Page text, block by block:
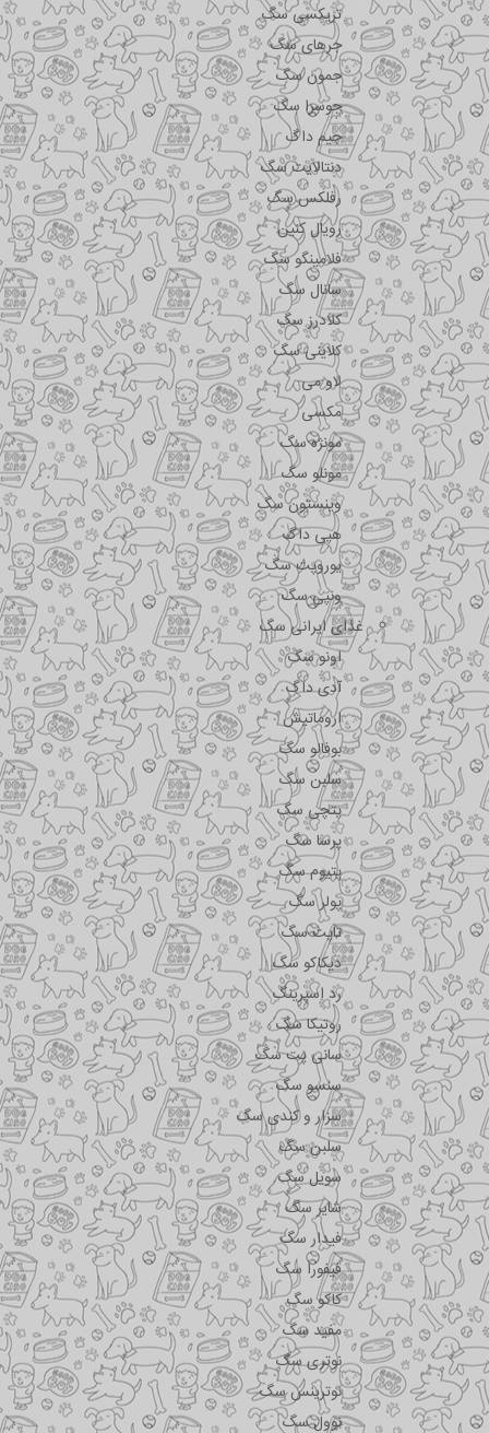
تریکسی سگ
جرهای سگ
جمون سگ
جوسرا سگ
جیم داگ
دنتالایت سگ
رفلکس سگ
رویال کنین
فلامینگو سگ
سانال سگ
کلادرز سگ
کلاینی سگ
لاو می
مکسی
مونژه سگ
مونلو سگ
وینستون سگ
هپی داگ
یوروپت سگ
ونپی سگ
غذای ایرانی سگ
اونو سگ
آدی داگ
اروماتیش
بوفالو سگ
سلبن سگ
پتچی سگ
پرسا سگ
پتیوم سگ
پولر سگ
تاپت سگ
دیکاکو سگ
رد اسپرینگ
روتیکا سگ
سانی پت سگ
سنسو سگ
سزار و کندی سگ
سلبن سگ
سویل سگ
شایر سگ
فیدار سگ
فیفورا سگ
کاکو سگ
مفید سگ
نوتری سگ
نوترینس سگ
نوول سگ